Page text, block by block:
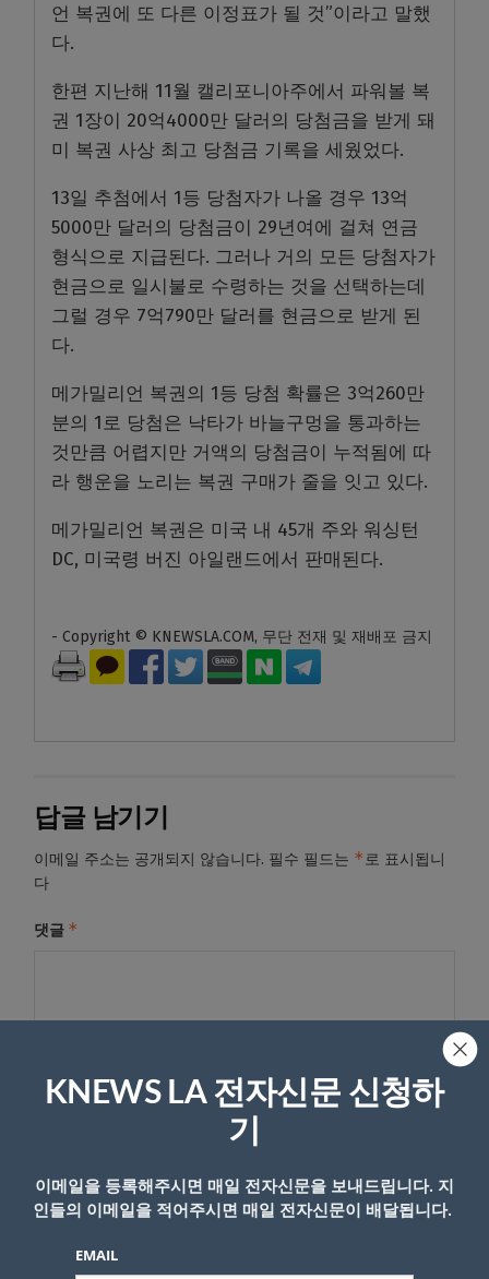
언 복권에 또 다른 이정표가 될 것”이라고 말했
다.
한편 지난해 11월 캘리포니아주에서 파워볼 복
권 1장이 20억4000만 달러의 당첨금을 받게 돼
미 복권 사상 최고 당첨금 기록을 세웠었다.
13일 추첨에서 1등 당첨자가 나올 경우 13억
5000만 달러의 당첨금이 29년여에 걸쳐 연금
형식으로 지급된다. 그러나 거의 모든 당첨자가
현금으로 일시불로 수령하는 것을 선택하는데
그럴 경우 7억790만 달러를 현금으로 받게 된
다.
메가밀리언 복권의 1등 당첨 확률은 3억260만
분의 1로 당첨은 낙타가 바늘구멍을 통과하는
것만큼 어렵지만 거액의 당첨금이 누적됨에 따
라 행운을 노리는 복권 구매가 줄을 잇고 있다.
메가밀리언 복권은 미국 내 45개 주와 워싱턴
DC, 미국령 버진 아일랜드에서 판매된다.
- Copyright © KNEWSLA.COM, 무단 전재 및 재배포 금지
답글 남기기
이메일 주소는 공개되지 않습니다. 필수 필드는 *로 표시됩니
다
댓글 *
이름
KNEWS LA 전자신문 신청하
기
이메일을 등록해주시면 매일 전자신문을 보내드립니다. 지
인들의 이메일을 적어주시면 매일 전자신문이 배달됩니다.
EMAIL